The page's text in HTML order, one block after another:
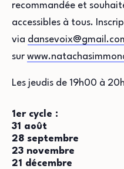
recommandée et
accessibles à tous.
via
sur
Les jeudis de 19h00 à
1er cycle :
31 août
28 septembre
23 novembre
21 décembre